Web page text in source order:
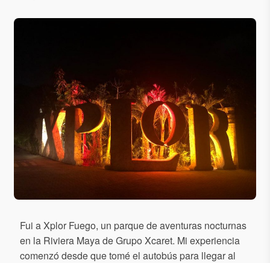
Fui a Xplor Fuego, un parque de aventuras nocturnas
en la Riviera Maya de Grupo Xcaret. Mi experiencia
comenzó desde que tomé el autobús para llegar al